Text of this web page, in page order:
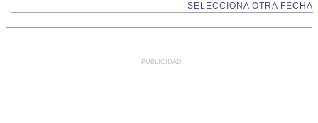
SELECCIONA OTRA FECHA
PUBLICIDAD